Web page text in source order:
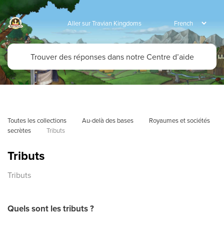
Aller sur Travian Kingdoms
Toutes les collections Au-delà des bases
Royaumes et sociétés
secrètes
Tributs
Tributs
Tributs
Quels sont les tributs ?